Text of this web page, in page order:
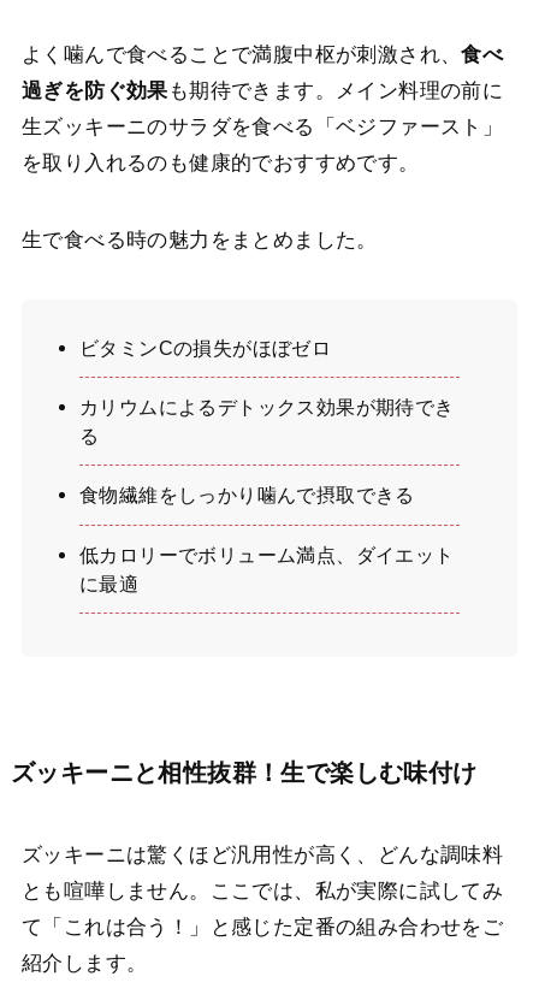
よく噛んで食べることで満腹中枢が刺激され、食べ
過ぎを防ぐ効果 も期待できます。メイン料理の前に
生ズッキーニのサラダを食べる「ベジファースト」
を取り入れるのも健康的でおすすめです。
生で食べる時の魅力をまとめました。
ビタミンCの損失がほぼゼロ
カリウムによるデトックス効果が期待でき
る
食物繊維をしっかり噛んで摂取できる
低カロリーでボリューム満点、ダイエット
に最適
ズッキーニと相性抜群！生で楽しむ味付け
ズッキーニは驚くほど汎用性が高く、どんな調味料
とも喧嘩しません。ここでは、私が実際に試してみ
て「これは合う！」と感じた定番の組み合わせをご
紹介します。